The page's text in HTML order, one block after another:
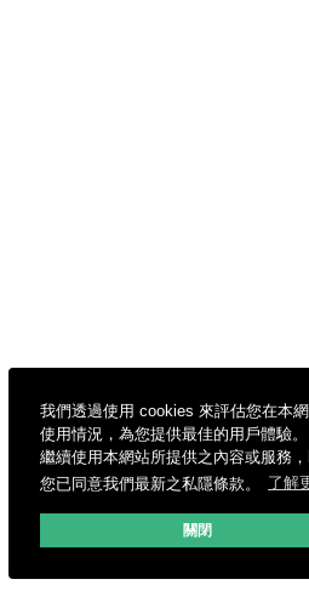
我們透過使用 cookies 來評估您在本
使用情況，為您提供最佳的用戶體驗
繼續使用本網站所提供之內容或服務
您已同意我們最新之私隱條款。
了解
關閉